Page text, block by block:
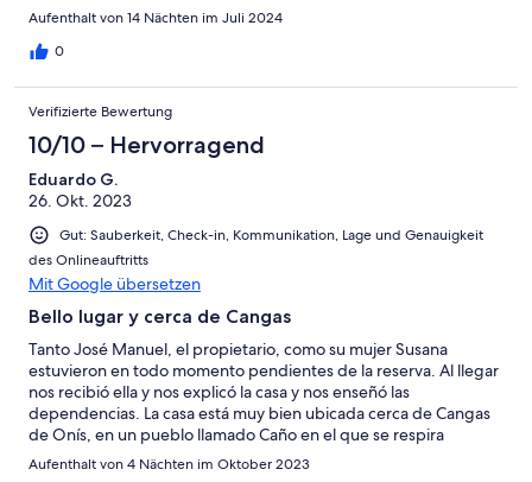
Aufenthalt von 14 Nächten im Juli 2024
0
Verifizierte Bewertung
10/10 – Hervorragend
Eduardo G.
26. Okt. 2023
Gut: Sauberkeit, Check-in, Kommunikation, Lage und Genauigkeit
des Onlineauftritts
Mit Google übersetzen
Bello lugar y cerca de Cangas
Tanto José Manuel, el propietario, como su mujer Susana
estuvieron en todo momento pendientes de la reserva. Al llegar
nos recibió ella y nos explicó la casa y nos enseñó las
dependencias. La casa está muy bien ubicada cerca de Cangas
de Onís, en un pueblo llamado Caño en el que se respira
tranquilidad, que es lo que buscábamos. Además Susana nos
Aufenthalt von 4 Nächten im Oktober 2023